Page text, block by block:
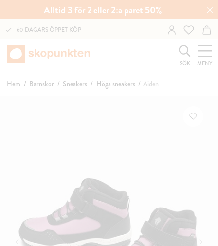
Alltid 3 för 2 eller 2:a paret 50%
60 DAGARS ÖPPET KÖP
SÖK MENY
Hem Barnskor Sneakers Höga sneakers Aiden